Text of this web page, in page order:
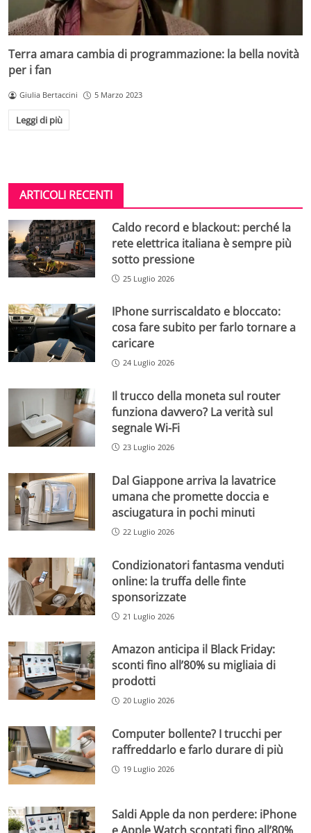
Terra amara cambia di programmazione: la bella novità
per i fan
Giulia Bertaccini 5 Marzo 2023
Leggi di più
ARTICOLI RECENTI
Caldo record e blackout: perché la
rete elettrica italiana è sempre più
sotto pressione
25 Luglio 2026
IPhone surriscaldato e bloccato:
cosa fare subito per farlo tornare a
caricare
24 Luglio 2026
Il trucco della moneta sul router
funziona davvero? La verità sul
segnale Wi-Fi
23 Luglio 2026
Dal Giappone arriva la lavatrice
umana che promette doccia e
asciugatura in pochi minuti
22 Luglio 2026
Condizionatori fantasma venduti
online: la truffa delle finte
sponsorizzate
21 Luglio 2026
Amazon anticipa il Black Friday:
sconti fino all’80% su migliaia di
prodotti
20 Luglio 2026
Computer bollente? I trucchi per
raffreddarlo e farlo durare di più
19 Luglio 2026
Saldi Apple da non perdere: iPhone